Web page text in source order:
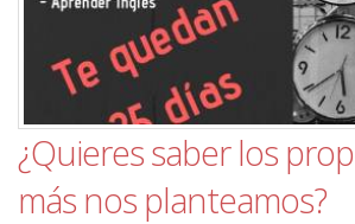
¿Quieres saber los
más nos planteamos?